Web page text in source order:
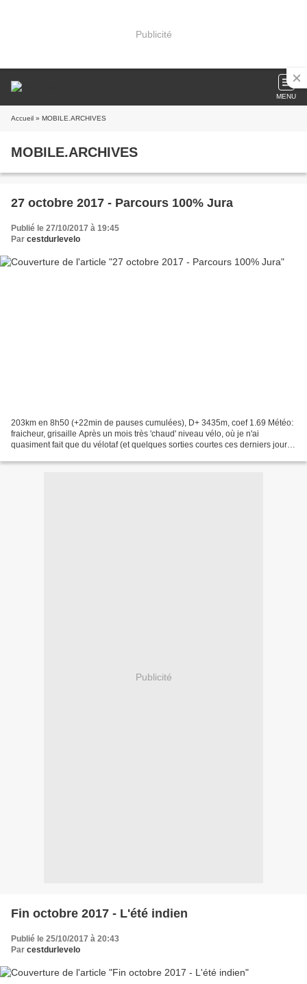
Publicité
MENU
Accueil » MOBILE.ARCHIVES
MOBILE.ARCHIVES
27 octobre 2017 - Parcours 100% Jura
Publié le 27/10/2017 à 19:45
Par cestdurlevelo
203km en 8h50 (+22min de pauses cumulées), D+ 3435m, coef 1.69 Météo:
fraicheur, grisaille Après un mois très 'chaud' niveau vélo, où je n'ai
quasiment fait que du vélotaf (et quelques sorties courtes ces derniers jours,
Publicité
Fin octobre 2017 - L'été indien
Publié le 25/10/2017 à 20:43
Par cestdurlevelo